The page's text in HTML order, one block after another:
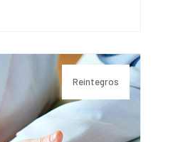
Reintegros